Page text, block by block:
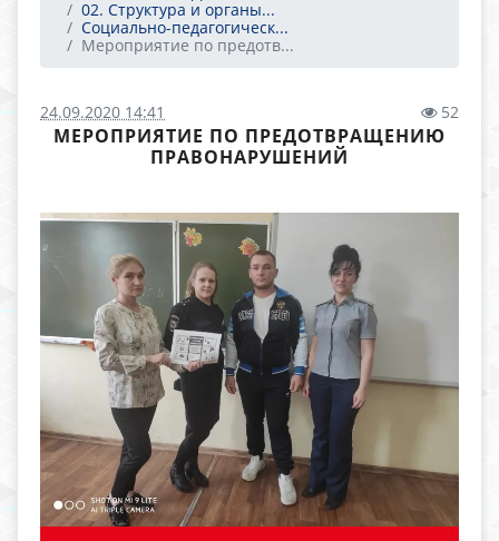
02. Структура и органы...
Социально-педагогическ...
Мероприятие по предотв...
24.09.2020 14:41 52
МЕРОПРИЯТИЕ ПО ПРЕДОТВРАЩЕНИЮ
ПРАВОНАРУШЕНИЙ